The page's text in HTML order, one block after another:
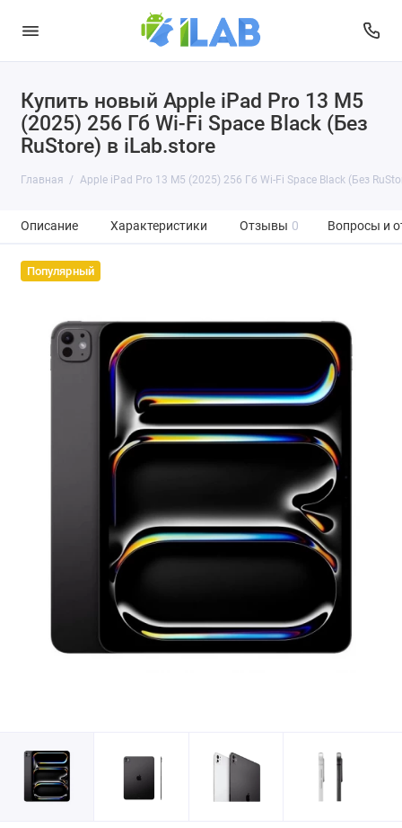
Купить новый Apple iPad Pro 13 M5
(2025) 256 Гб Wi-Fi Space Black (Без
RuStore) в iLab.store
Главная Apple iPad Pro 13 M5 (2025) 256 Гб Wi-Fi Space Black (Без
Описание Характеристики Отзывы 0 Вопросы и
Популярный